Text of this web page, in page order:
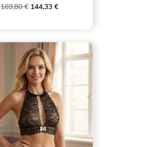
169,80 € 144,33 €